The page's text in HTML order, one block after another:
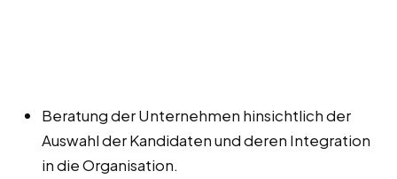
Beratung der Unternehmen hinsichtlich der
Auswahl der Kandidaten und deren Integration
in die Organisation.